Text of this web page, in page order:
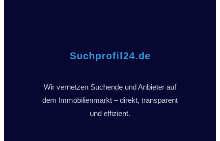
Suchprofil24.de
Wir vernetzen Suchende und Anbieter auf
dem Immobilienmarkt – direkt, transparent
und effizient.